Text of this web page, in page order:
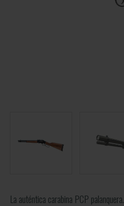
La auténtica carabina PCP palanquera.